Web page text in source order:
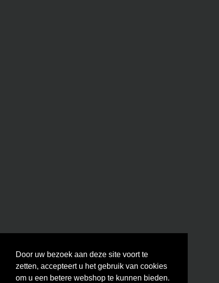
Door uw bezoek aan deze site voort te
zetten, accepteert u het gebruik van cookies
om u een betere webshop te kunnen bieden.